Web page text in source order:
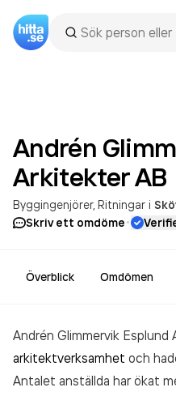
Andrén
ArkitekterAB
Byggingenjörer Ritningar i
Skriv ett omdöme·
Överblick Omdömen
Andrén Glimmervik Esplund
arkitektverksamhet och
Antalet anställda har ökat